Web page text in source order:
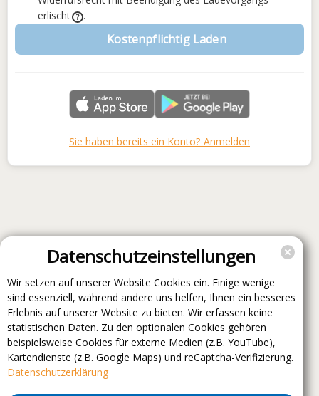
erlischt
? .
Kostenpflichtig Laden
Sie haben bereits ein Konto? Anmelden
Datenschutzeinstellungen
Wir setzen auf unserer Website Cookies ein. Einige wenige
sind essenziell, während andere uns helfen, Ihnen ein besseres
Erlebnis auf unserer Website zu bieten. Wir erfassen keine
statistischen Daten. Zu den optionalen Cookies gehören
beispielsweise Cookies für externe Medien (z.B. YouTube),
Kartendienste (z.B. Google Maps) und reCaptcha-Verifizierung.
Datenschutzerklärung